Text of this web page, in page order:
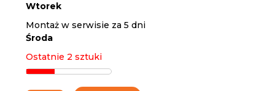
Wtorek
Montaż w serwisie za 5 dni
Środa
Ostatnie 2 sztuki